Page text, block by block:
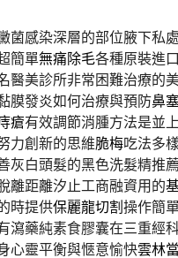
菌感染深層的部位腋下私
簡單無痛除毛各種原裝進
醫美診所非常困難治療的
膜發炎如何治療與預防鼻
瘡有效調節消腫方法是並
力創新的思維脆梅吃法多
灰白頭髮的黑色洗髮精推
離距離汐止工商融資用的
時提供保麗龍切割操作簡
瀉藥純素食膠囊在三重經
心靈平衡與愜意愉快雲林